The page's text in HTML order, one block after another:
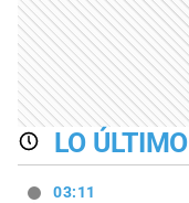
LO ÚLTIMO
03:11